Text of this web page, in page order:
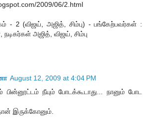
2009/06/2.html
- 2 (விஜய், அஜித், சிம்பு) - பங்கேற்பவர்கள் :
அஜித், விஜய், சிம்பு
August 12, 2009 at 4:04 PM
பின்னூட்டம் நீயும் போடக்கூடாது... நானும் போட
இருக்கோனும்.